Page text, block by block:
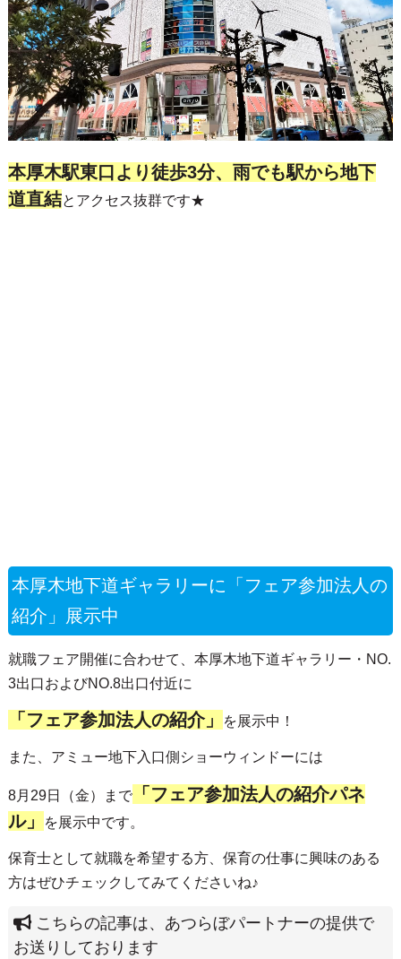
本厚木駅東口より徒歩3分、雨でも駅から地下
道直結とアクセス抜群です★
本厚木地下道ギャラリーに「フェア参加法人の
紹介」展示中
就職フェア開催に合わせて、本厚木地下道ギャラリー・NO.
3出口およびNO.8出口付近に
「フェア参加法人の紹介」 を展示中！
また、アミュー地下入口側ショーウィンドーには
8月29日（金）まで「フェア参加法人の紹介パネ
ル」
を展示中です。
保育士として就職を希望する方、保育の仕事に興味のある
方はぜひチェックしてみてくださいね♪
こちらの記事は、あつらぼパートナーの提供で
お送りしております